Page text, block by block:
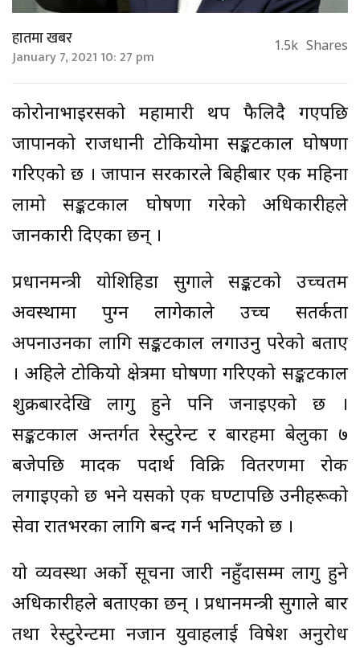
हातमा खबर
January 7, 2021 10: 27 pm 1.5k Shares
कोरोनाभाइरसको महामारी थप फैलिदै गएपछि
जापानको राजधानी टोकियोमा सङ्कटकाल घोषणा
गरिएको छ । जापान सरकारले बिहीबार एक महिना
लामो सङ्कटकाल घोषणा गरेको अधिकारीहरुले
जानकारी दिएका छन् ।
प्रधानमन्त्री योशिहिडा सुगाले सङ्कटको उच्चतम
अवस्थामा पुग्न लागेकाले उच्च सतर्कता
अपनाउनका लागि सङ्कटकाल लगाउनु परेको बताए
। अहिले टोकियो क्षेत्रमा घोषणा गरिएको सङ्कटकाल
शुक्रबारदेखि लागु हुने पनि जनाइएको छ ।
सङ्कटकाल अन्तर्गत रेस्टुरेन्ट र बारहरुमा बेलुका ७
बजेपछि मादक पदार्थ विक्रि वितरणमा रोक
लगाइएको छ भने यसको एक घण्टापछि उनीहरूको
सेवा रातभरका लागि बन्द गर्न भनिएको छ ।
यो व्यवस्था अर्को सूचना जारी नहुँदासम्म लागु हुने
अधिकारीहरुले बताएका छन् । प्रधानमन्त्री सुगाले बार
तथा रेस्टुरेन्टमा नजान युवाहरुलाई विषेश अनुरोध